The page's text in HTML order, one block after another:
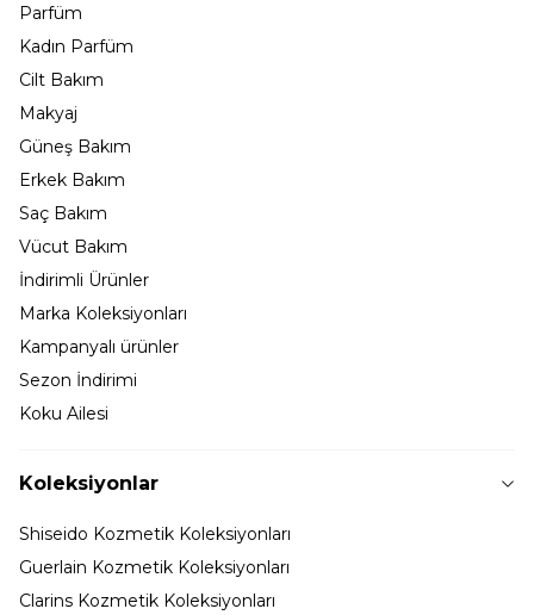
Parfüm
Kadın Parfüm
Cilt Bakım
Makyaj
Güneş Bakım
Erkek Bakım
Saç Bakım
Vücut Bakım
İndirimli Ürünler
Marka Koleksiyonları
Kampanyalı ürünler
Sezon İndirimi
Koku Ailesi
Koleksiyonlar
Shiseido Kozmetik Koleksiyonları
Guerlain Kozmetik Koleksiyonları
Clarins Kozmetik Koleksiyonları